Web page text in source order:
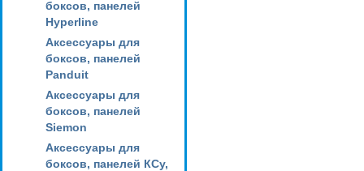
боксов, панелей
Hyperline
Аксессуары для
боксов, панелей
Panduit
Аксессуары для
боксов, панелей
Siemon
Аксессуары для
боксов, панелей КСу,